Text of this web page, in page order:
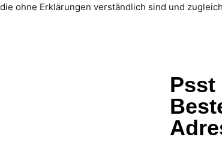
die ohne Erklärungen verständlich sind und
Psst